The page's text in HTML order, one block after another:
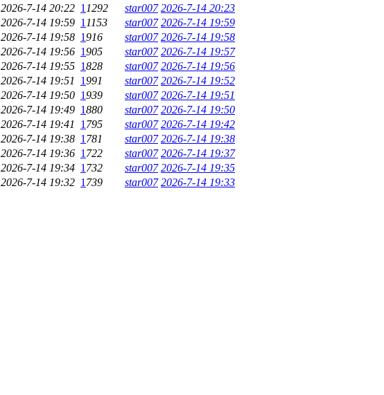
2026-7-14 20:22 1 1292 star007 2026-7-14 20:23
2026-7-14 19:59 1 1153 star007 2026-7-14 19:59
2026-7-14 19:58 1916 star007 2026-7-14 19:58
2026-7-14 19:56 1905 star007 2026-7-14 19:57
2026-7-14 19:55 1828 star007 2026-7-14 19:56
2026-7-14 19:51 1991 star007 2026-7-14 19:52
2026-7-14 19:50 1939 star007 2026-7-14 19:51
2026-7-14 19:49 1880 star007 2026-7-14 19:50
2026-7-14 19:41 1 795 star007 2026-7-14 19:42
2026-7-14 19:38 1 781 star007 2026-7-14 19:38
2026-7-14 19:36 1 722 star007 2026-7-14 19:37
2026-7-14 19:34 1 732 star007 2026-7-14 19:35
2026-7-14 19:32 1 739 star007 2026-7-14 19:33